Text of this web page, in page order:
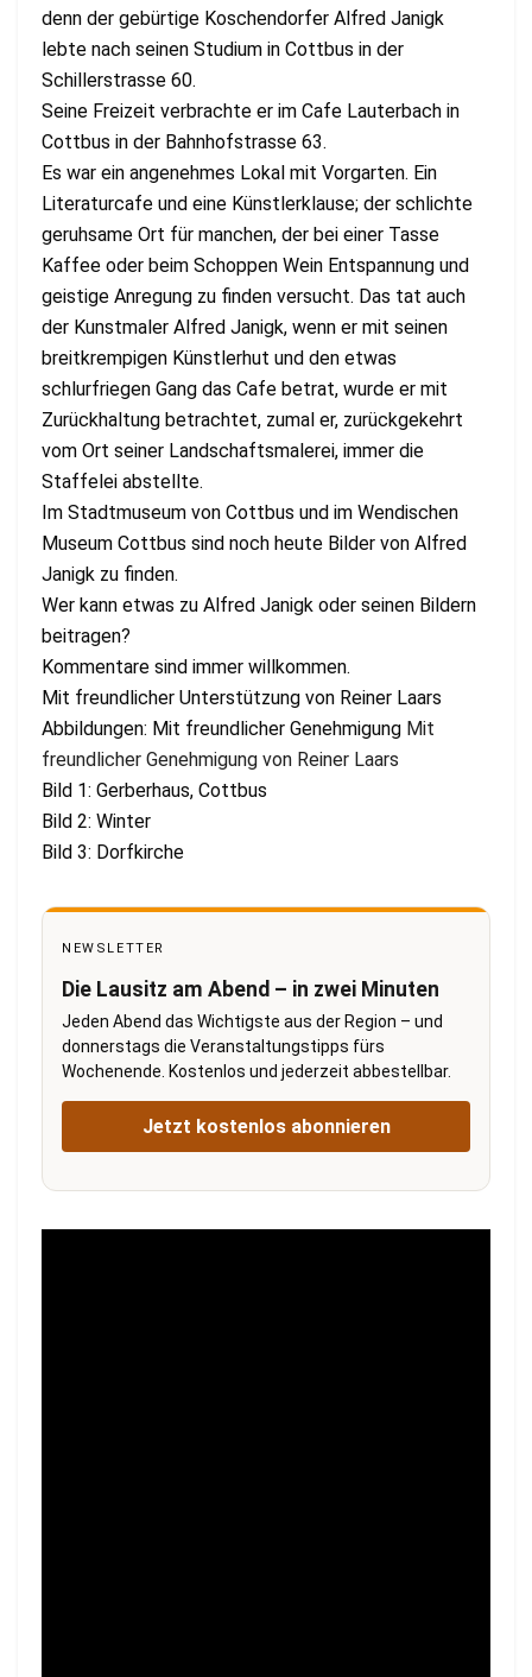
denn der gebürtige Koschendorfer Alfred Janigk
lebte nach seinen Studium in Cottbus in der
Schillerstrasse 60.
Seine Freizeit verbrachte er im Cafe Lauterbach in
Cottbus in der Bahnhofstrasse 63.
Es war ein angenehmes Lokal mit Vorgarten. Ein
Literaturcafe und eine Künstlerklause; der schlichte
geruhsame Ort für manchen, der bei einer Tasse
Kaffee oder beim Schoppen Wein Entspannung und
geistige Anregung zu finden versucht. Das tat auch
der Kunstmaler Alfred Janigk, wenn er mit seinen
breitkrempigen Künstlerhut und den etwas
schlurfriegen Gang das Cafe betrat, wurde er mit
Zurückhaltung betrachtet, zumal er, zurückgekehrt
vom Ort seiner Landschaftsmalerei, immer die
Staffelei abstellte.
Im Stadtmuseum von Cottbus und im Wendischen
Museum Cottbus sind noch heute Bilder von Alfred
Janigk zu finden.
Wer kann etwas zu Alfred Janigk oder seinen Bildern
beitragen?
Kommentare sind immer willkommen.
Mit freundlicher Unterstützung von Reiner Laars
Abbildungen: Mit freundlicher Genehmigung Mit
freundlicher Genehmigung von Reiner Laars
Bild 1: Gerberhaus, Cottbus
Bild 2: Winter
Bild 3: Dorfkirche
NEWSLETTER
Die Lausitz am Abend – in zwei Minuten
Jeden Abend das Wichtigste aus der Region – und
donnerstags die Veranstaltungstipps fürs
Wochenende. Kostenlos und jederzeit abbestellbar.
Jetzt kostenlos abonnieren